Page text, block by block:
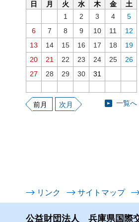
日 月 火 水 木 金
土
1
2 3 4
5
6
7 8 9 10 11
12
13
14 15 16 17 18
19
20
21 22 23 24 25
26
27
28 29 30 31
前月 一覧へ
次月
リンク サイトマップ
公益財団法人 兵庫県国際